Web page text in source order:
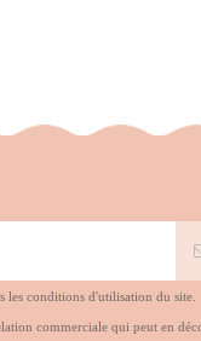
les conditions d'utilisation du site.
commerciale qui peut en